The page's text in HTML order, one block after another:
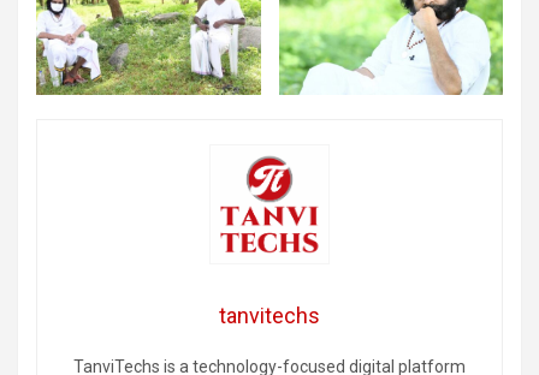
tanvitechs
TanviTechs is a technology-focused digital platform